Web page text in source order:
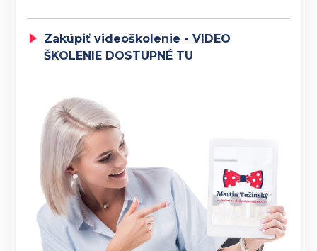
Zakúpiť videoškolenie - VIDEO
ŠKOLENIE DOSTUPNÉ TU